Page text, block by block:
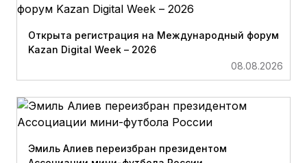
Открыта регистрация на Международный форум
Kazan Digital Week – 2026
08.08.2026
Эмиль Алиев переизбран президентом